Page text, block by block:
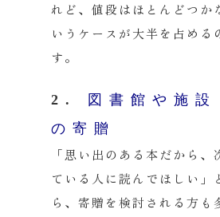
れど、値段はほとんどつか
いうケースが大半を占める
す。
2.
図書館や施設
の寄贈
「思い出のある本だから、
ている人に読んでほしい」
ら、寄贈を検討される方も